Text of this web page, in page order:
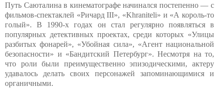
Путь Саюталина в кинематографе начинался постепенно — с
фильмов-спектаклей «Ричард III», «Khraniteli» и «А король-то
голый». В 1990-х годах он стал регулярно появляться в
популярных детективных проектах, среди которых «Улицы
разбитых фонарей», «Убойная сила», «Агент национальной
безопасности» и «Бандитский Петербург». Несмотря на то,
что роли были преимущественно эпизодическими, актеру
удавалось делать своих персонажей запоминающимися и
органичными.